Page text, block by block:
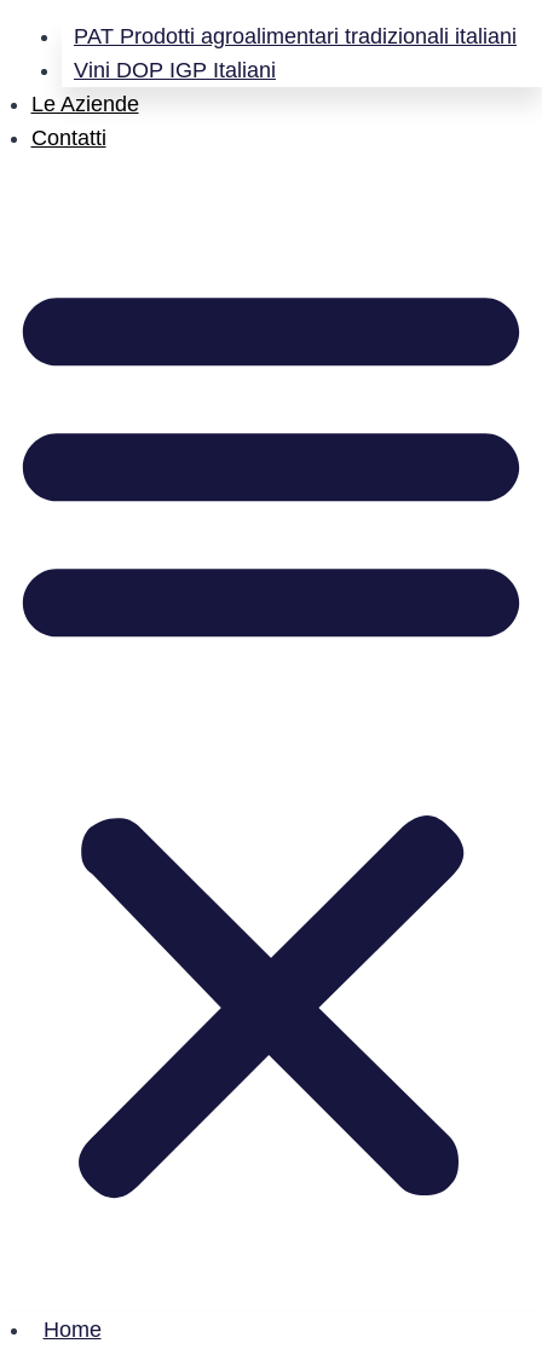
PAT Prodotti agroalimentari tradizionali italiani
Vini DOP IGP Italiani
Le Aziende
Contatti
Home